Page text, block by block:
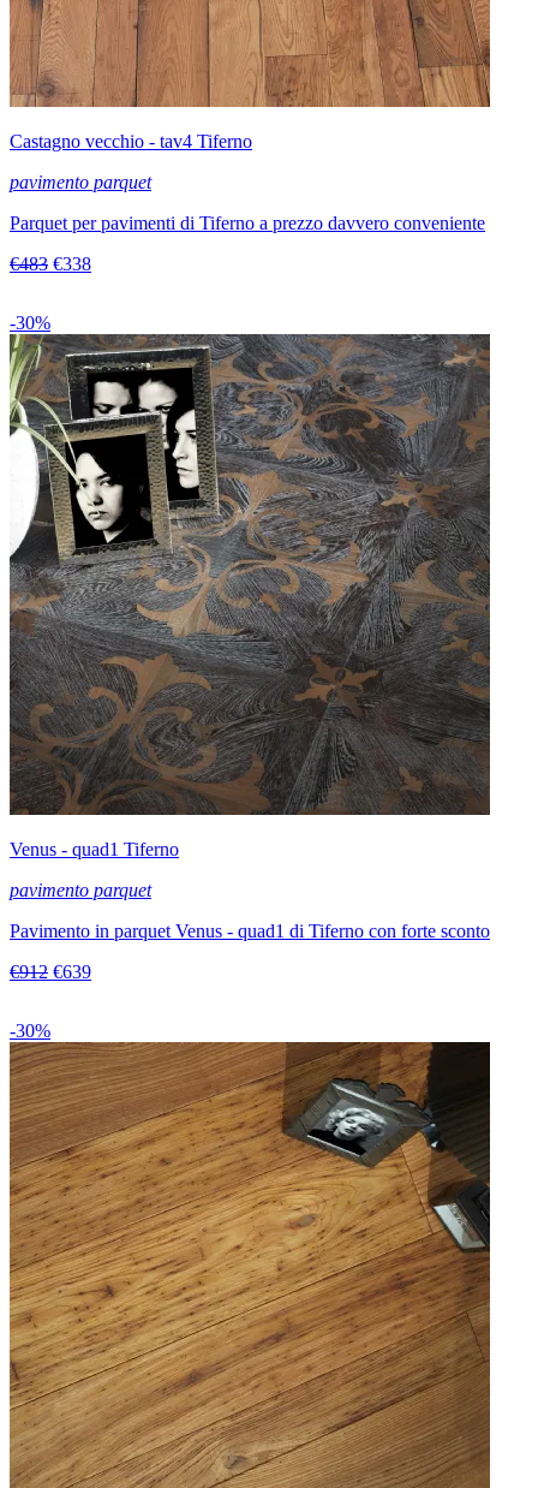
Castagno vecchio - tav4 Tiferno
pavimento parquet
Parquet per pavimenti di Tiferno a prezzo davvero conveniente
€483 €338
-30%
Venus - quad1 Tiferno
pavimento parquet
Pavimento in parquet Venus - quad1 di Tiferno con forte sconto
€912 €639
-30%